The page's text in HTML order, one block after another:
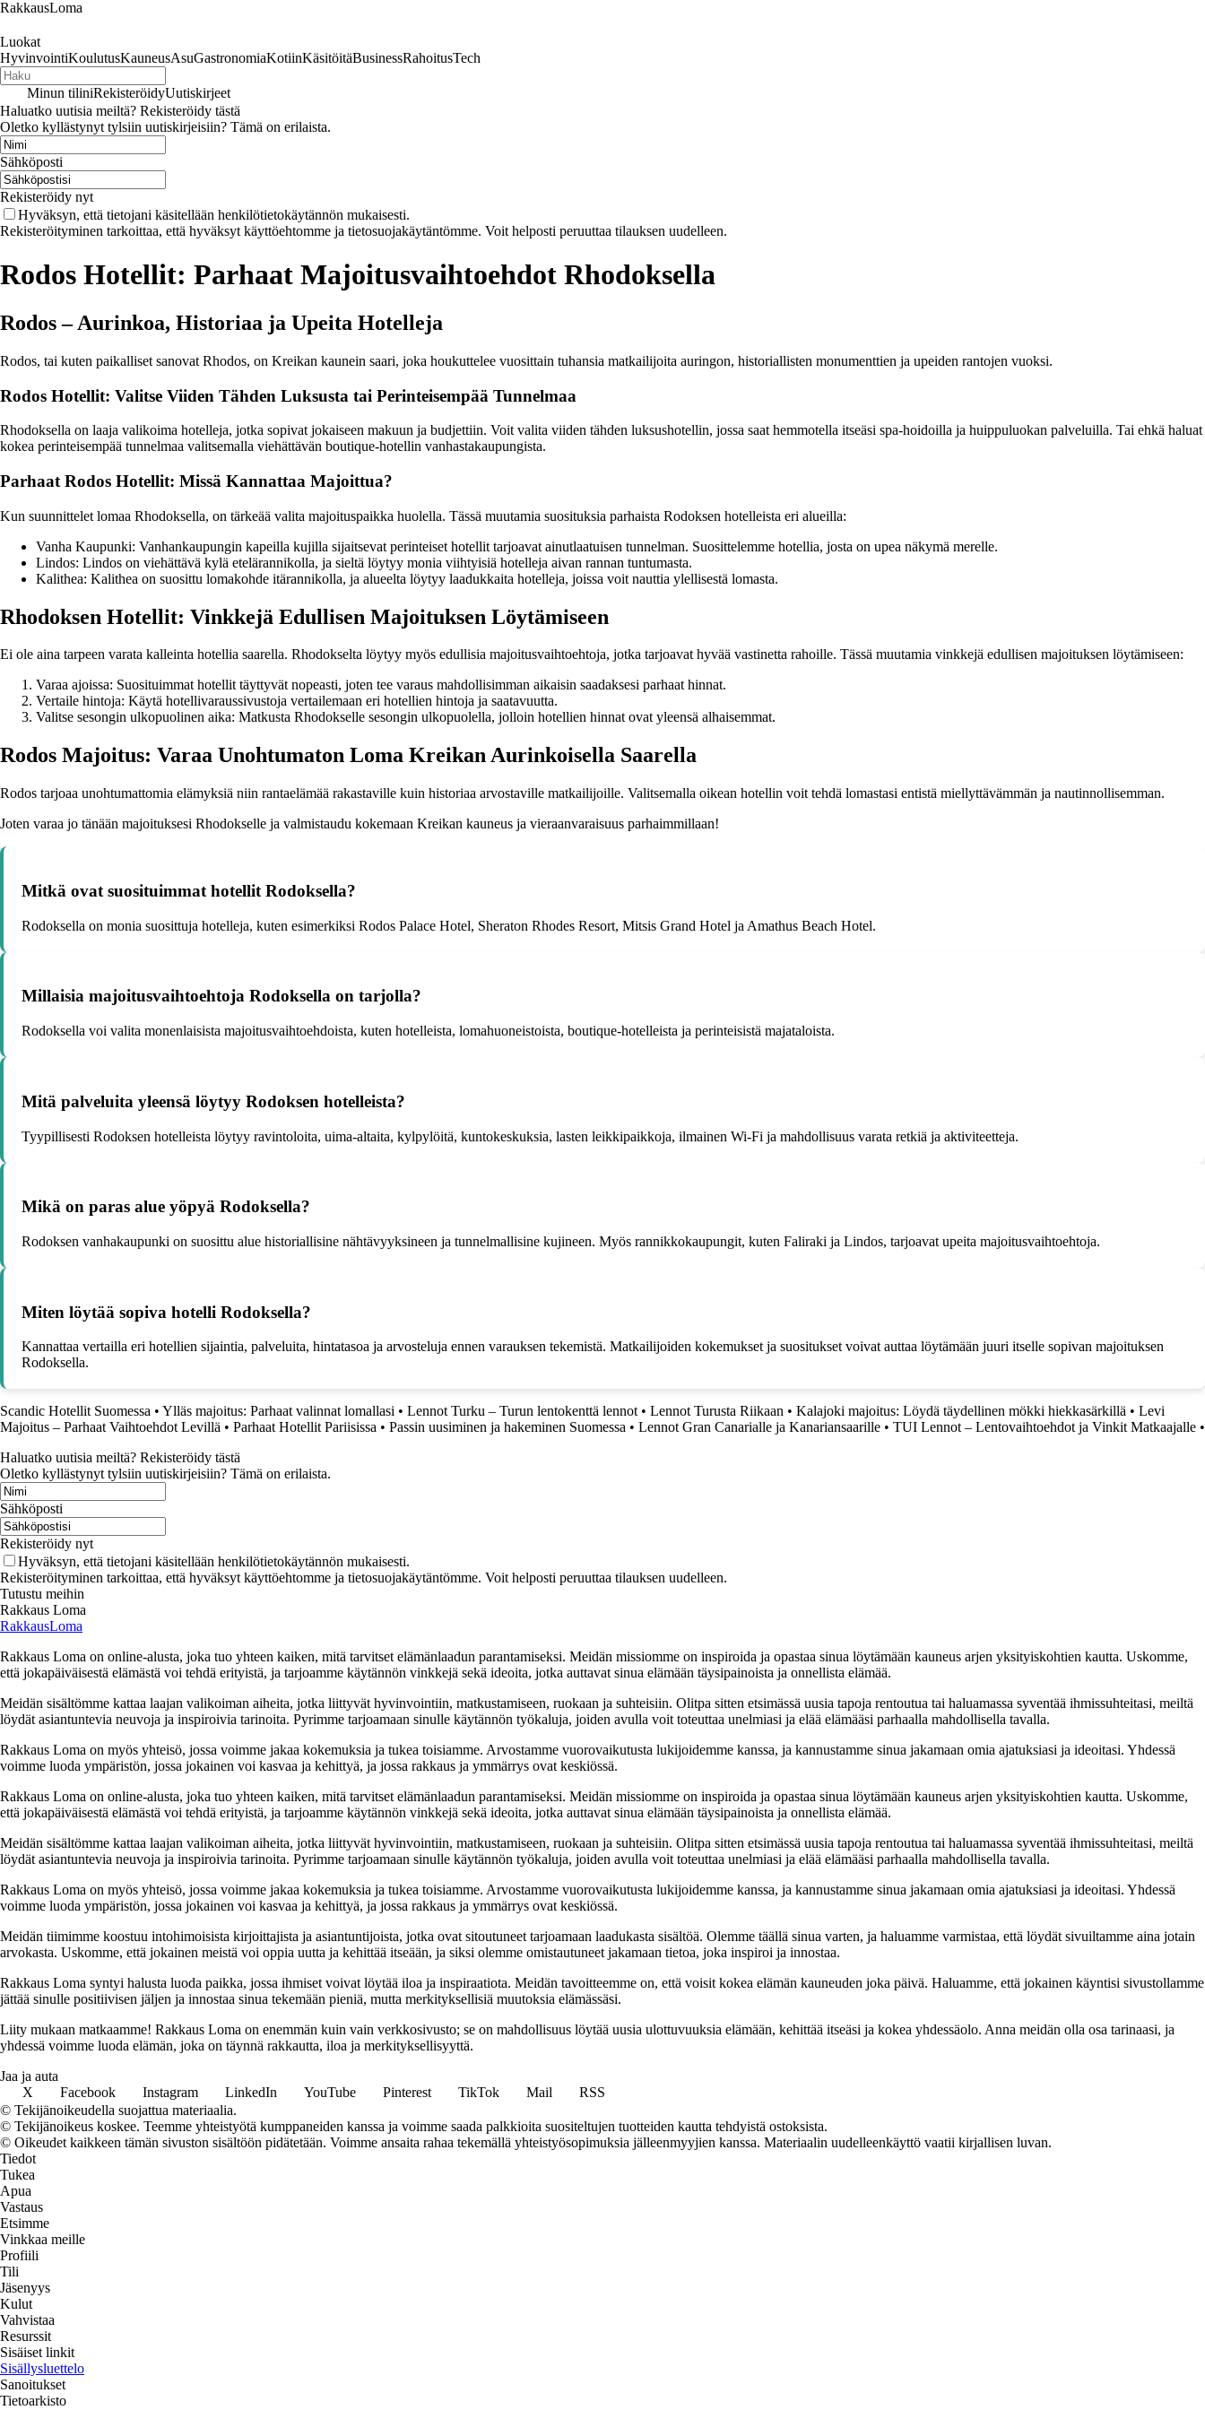
RakkausLoma
Luokat
HyvinvointiKoulutusKauneusAsuGastronomiaKotiinKäsitöitäBusinessRahoitusTech
Minun tiliniRekisteröidyUutiskirjeet
Haluatko uutisia meiltä? Rekisteröidy tästä
Oletko kyllästynyt tylsiin uutiskirjeisiin? Tämä on erilaista.
Sähköposti
Rekisteröidy nyt
Hyväksyn, että tietojani käsitellään henkilötietokäytännön mukaisesti.
Rekisteröityminen tarkoittaa, että hyväksyt käyttöehtomme ja tietosuojakäytäntömme. Voit helposti peruuttaa tilauksen uudelleen.
Rodos Hotellit: Parhaat Majoitusvaihtoehdot Rhodoksella
Rodos – Aurinkoa, Historiaa ja Upeita Hotelleja
Rodos, tai kuten paikalliset sanovat Rhodos, on Kreikan kaunein saari, joka houkuttelee vuosittain tuhansia matkailijoita auringon, historiallisten monumenttien ja upeiden rantojen vuoksi.
Rodos Hotellit: Valitse Viiden Tähden Luksusta tai Perinteisempää Tunnelmaa
Rhodoksella on laaja valikoima hotelleja, jotka sopivat jokaiseen makuun ja budjettiin. Voit valita viiden tähden luksushotellin, jossa saat hemmotella itseäsi spa-hoidoilla ja huippuluokan palveluilla. Tai ehkä haluat
kokea perinteisempää tunnelmaa valitsemalla viehättävän boutique-hotellin vanhastakaupungista.
Parhaat Rodos Hotellit: Missä Kannattaa Majoittua?
Kun suunnittelet lomaa Rhodoksella, on tärkeää valita majoituspaikka huolella. Tässä muutamia suosituksia parhaista Rodoksen hotelleista eri alueilla:
Vanha Kaupunki: Vanhankaupungin kapeilla kujilla sijaitsevat perinteiset hotellit tarjoavat ainutlaatuisen tunnelman. Suosittelemme hotellia, josta on upea näkymä merelle.
Lindos: Lindos on viehättävä kylä etelärannikolla, ja sieltä löytyy monia viihtyisiä hotelleja aivan rannan tuntumasta.
Kalithea: Kalithea on suosittu lomakohde itärannikolla, ja alueelta löytyy laadukkaita hotelleja, joissa voit nauttia ylellisestä lomasta.
Rhodoksen Hotellit: Vinkkejä Edullisen Majoituksen Löytämiseen
Ei ole aina tarpeen varata kalleinta hotellia saarella. Rhodokselta löytyy myös edullisia majoitusvaihtoehtoja, jotka tarjoavat hyvää vastinetta rahoille. Tässä muutamia vinkkejä edullisen majoituksen löytämiseen:
Varaa ajoissa: Suosituimmat hotellit täyttyvät nopeasti, joten tee varaus mahdollisimman aikaisin saadaksesi parhaat hinnat.
Vertaile hintoja: Käytä hotellivaraussivustoja vertailemaan eri hotellien hintoja ja saatavuutta.
Valitse sesongin ulkopuolinen aika: Matkusta Rhodokselle sesongin ulkopuolella, jolloin hotellien hinnat ovat yleensä alhaisemmat.
Rodos Majoitus: Varaa Unohtumaton Loma Kreikan Aurinkoisella Saarella
Rodos tarjoaa unohtumattomia elämyksiä niin rantaelämää rakastaville kuin historiaa arvostaville matkailijoille. Valitsemalla oikean hotellin voit tehdä lomastasi entistä miellyttävämmän ja nautinnollisemman.
Joten varaa jo tänään majoituksesi Rhodokselle ja valmistaudu kokemaan Kreikan kauneus ja vieraanvaraisuus parhaimmillaan!
Mitkä ovat suosituimmat hotellit Rodoksella?
Rodoksella on monia suosittuja hotelleja, kuten esimerkiksi Rodos Palace Hotel, Sheraton Rhodes Resort, Mitsis Grand Hotel ja Amathus Beach Hotel.
Millaisia majoitusvaihtoehtoja Rodoksella on tarjolla?
Rodoksella voi valita monenlaisista majoitusvaihtoehdoista, kuten hotelleista, lomahuoneistoista, boutique-hotelleista ja perinteisistä majataloista.
Mitä palveluita yleensä löytyy Rodoksen hotelleista?
Tyypillisesti Rodoksen hotelleista löytyy ravintoloita, uima-altaita, kylpylöitä, kuntokeskuksia, lasten leikkipaikkoja, ilmainen Wi-Fi ja mahdollisuus varata retkiä ja aktiviteetteja.
Mikä on paras alue yöpyä Rodoksella?
Rodoksen vanhakaupunki on suosittu alue historiallisine nähtävyyksineen ja tunnelmallisine kujineen. Myös rannikkokaupungit, kuten Faliraki ja Lindos, tarjoavat upeita majoitusvaihtoehtoja.
Miten löytää sopiva hotelli Rodoksella?
Kannattaa vertailla eri hotellien sijaintia, palveluita, hintatasoa ja arvosteluja ennen varauksen tekemistä. Matkailijoiden kokemukset ja suositukset voivat auttaa löytämään juuri itselle sopivan majoituksen
Rodoksella.
Scandic Hotellit Suomessa • Ylläs majoitus: Parhaat valinnat lomallasi • Lennot Turku – Turun lentokenttä lennot• Lennot Turusta Riikaan • Kalajoki majoitus: Löydä täydellinen mökki hiekkasärkillä • Levi
Majoitus – Parhaat Vaihtoehdot Levillä • Parhaat Hotellit Pariisissa • Passin uusiminen ja hakeminen Suomessa • Lennot Gran Canarialle ja Kanariansaarille • TUI Lennot – Lentovaihtoehdot ja Vinkit Matkaajalle •
Haluatko uutisia meiltä? Rekisteröidy tästä
Oletko kyllästynyt tylsiin uutiskirjeisiin? Tämä on erilaista.
Sähköposti
Rekisteröidy nyt
Hyväksyn, että tietojani käsitellään henkilötietokäytännön mukaisesti.
Rekisteröityminen tarkoittaa, että hyväksyt käyttöehtomme ja tietosuojakäytäntömme. Voit helposti peruuttaa tilauksen uudelleen.
Tutustu meihin
Rakkaus Loma
RakkausLoma
Rakkaus Loma on online-alusta, joka tuo yhteen kaiken, mitä tarvitset elämänlaadun parantamiseksi. Meidän missiomme on inspiroida ja opastaa sinua löytämään kauneus arjen yksityiskohtien kautta. Uskomme,
että jokapäiväisestä elämästä voi tehdä erityistä, ja tarjoamme käytännön vinkkejä sekä ideoita, jotka auttavat sinua elämään täysipainoista ja onnellista elämää.
Meidän sisältömme kattaa laajan valikoiman aiheita, jotka liittyvät hyvinvointiin, matkustamiseen, ruokaan ja suhteisiin. Olitpa sitten etsimässä uusia tapoja rentoutua tai haluamassa syventää ihmissuhteitasi, meiltä
löydät asiantuntevia neuvoja ja inspiroivia tarinoita. Pyrimme tarjoamaan sinulle käytännön työkaluja, joiden avulla voit toteuttaa unelmiasi ja elää elämääsi parhaalla mahdollisella tavalla.
Rakkaus Loma on myös yhteisö, jossa voimme jakaa kokemuksia ja tukea toisiamme. Arvostamme vuorovaikutusta lukijoidemme kanssa, ja kannustamme sinua jakamaan omia ajatuksiasi ja ideoitasi. Yhdessä
voimme luoda ympäristön, jossa jokainen voi kasvaa ja kehittyä, ja jossa rakkaus ja ymmärrys ovat keskiössä.
Rakkaus Loma on online-alusta, joka tuo yhteen kaiken, mitä tarvitset elämänlaadun parantamiseksi. Meidän missiomme on inspiroida ja opastaa sinua löytämään kauneus arjen yksityiskohtien kautta. Uskomme,
että jokapäiväisestä elämästä voi tehdä erityistä, ja tarjoamme käytännön vinkkejä sekä ideoita, jotka auttavat sinua elämään täysipainoista ja onnellista elämää.
Meidän sisältömme kattaa laajan valikoiman aiheita, jotka liittyvät hyvinvointiin, matkustamiseen, ruokaan ja suhteisiin. Olitpa sitten etsimässä uusia tapoja rentoutua tai haluamassa syventää ihmissuhteitasi, meiltä
löydät asiantuntevia neuvoja ja inspiroivia tarinoita. Pyrimme tarjoamaan sinulle käytännön työkaluja, joiden avulla voit toteuttaa unelmiasi ja elää elämääsi parhaalla mahdollisella tavalla.
Rakkaus Loma on myös yhteisö, jossa voimme jakaa kokemuksia ja tukea toisiamme. Arvostamme vuorovaikutusta lukijoidemme kanssa, ja kannustamme sinua jakamaan omia ajatuksiasi ja ideoitasi. Yhdessä
voimme luoda ympäristön, jossa jokainen voi kasvaa ja kehittyä, ja jossa rakkaus ja ymmärrys ovat keskiössä.
Meidän tiimimme koostuu intohimoisista kirjoittajista ja asiantuntijoista, jotka ovat sitoutuneet tarjoamaan laadukasta sisältöä. Olemme täällä sinua varten, ja haluamme varmistaa, että löydät sivuiltamme aina jotain
arvokasta. Uskomme, että jokainen meistä voi oppia uutta ja kehittää itseään, ja siksi olemme omistautuneet jakamaan tietoa, joka inspiroi ja innostaa.
Rakkaus Loma syntyi halusta luoda paikka, jossa ihmiset voivat löytää iloa ja inspiraatiota. Meidän tavoitteemme on, että voisit kokea elämän kauneuden joka päivä. Haluamme, että jokainen käyntisi sivustollamme
jättää sinulle positiivisen jäljen ja innostaa sinua tekemään pieniä, mutta merkityksellisiä muutoksia elämässäsi.
Liity mukaan matkaamme! Rakkaus Loma on enemmän kuin vain verkkosivusto; se on mahdollisuus löytää uusia ulottuvuuksia elämään, kehittää itseäsi ja kokea yhdessäolo. Anna meidän olla osa tarinaasi, ja
yhdessä voimme luoda elämän, joka on täynnä rakkautta, iloa ja merkityksellisyyttä.
Jaa ja auta
X
Facebook Instagram LinkedIn YouTube Pinterest TikTok Mail
RSS
© Tekijänoikeudella suojattua materiaalia.
© Tekijänoikeus koskee. Teemme yhteistyötä kumppaneiden kanssa ja voimme saada palkkioita suositeltujen tuotteiden kautta tehdyistä ostoksista.
© Oikeudet kaikkeen tämän sivuston sisältöön pidätetään. Voimme ansaita rahaa tekemällä yhteistyösopimuksia jälleenmyyjien kanssa. Materiaalin uudelleenkäyttö vaatii kirjallisen luvan.
Tiedot
Tukea
Apua
Vastaus
Etsimme
Vinkkaa meille
Profiili
Tili
Jäsenyys
Kulut
Vahvistaa
Resurssit
Sisäiset linkit
Sisällysluettelo
Sanoitukset
Tietoarkisto